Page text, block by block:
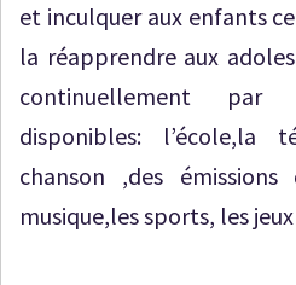
et inculquer aux enfants
la réapprendre aux
continuellement
disponibles: l’école,la
chanson ,des
musique,les sports, les